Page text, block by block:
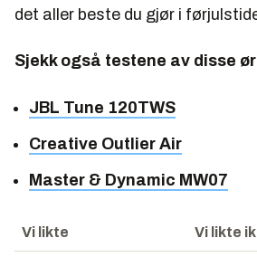
det aller beste du gjør i
Sjekk også testene av disse
JBL Tune 120TWS
Creative Outlier Air
Master & Dynamic MW07
Vi likte Vi likte